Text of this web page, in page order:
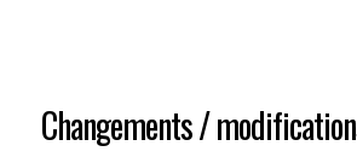
Changements /